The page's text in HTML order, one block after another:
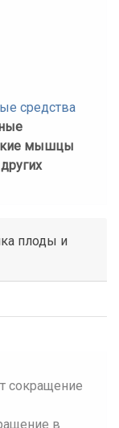
средства
мышцы
плоды и
сокращение
в